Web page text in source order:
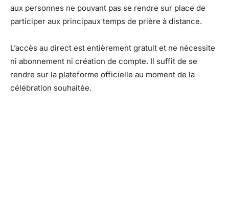
aux personnes ne pouvant pas se rendre sur place de
participer aux principaux temps de prière à distance.
L’accès au direct est entièrement gratuit et ne nécessite
ni abonnement ni création de compte. Il suffit de se
rendre sur la plateforme officielle au moment de la
célébration souhaitée.